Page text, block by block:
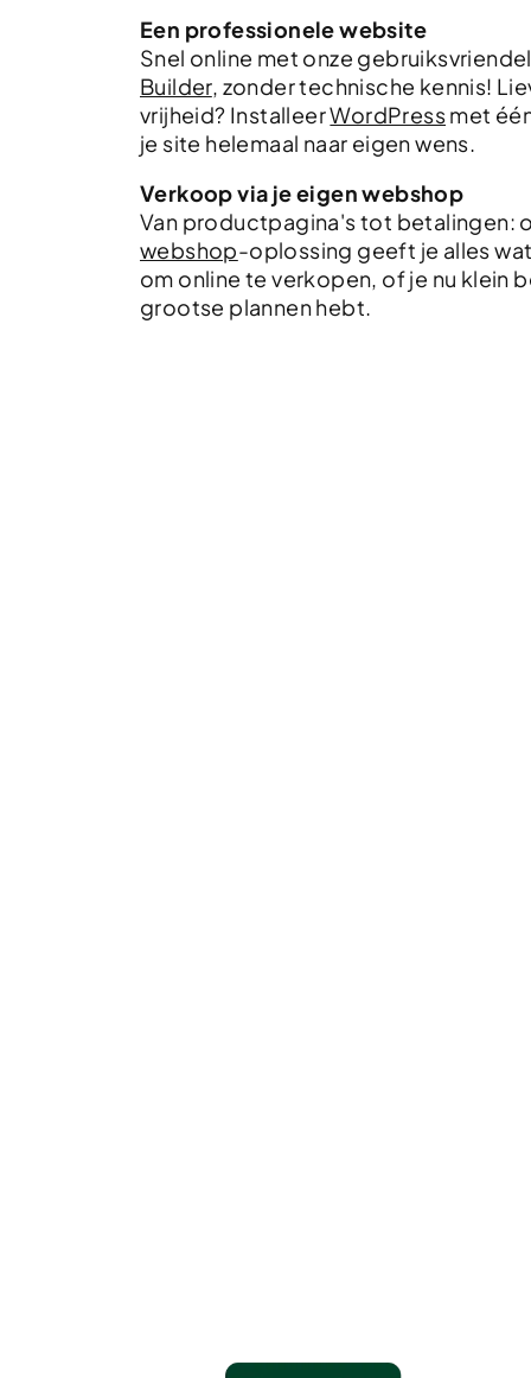
Een professionele website
Snel online met onze
Builder, zonder technische kennis!
vrijheid? InstalleerWordPressmet
je site helemaal naar eigen wens.
Verkoop via je eigen webshop
Van productpagina's tot betalingen:
webshop-oplossing geeft je alles
om online te verkopen, of je nu klein
grootse plannen hebt.